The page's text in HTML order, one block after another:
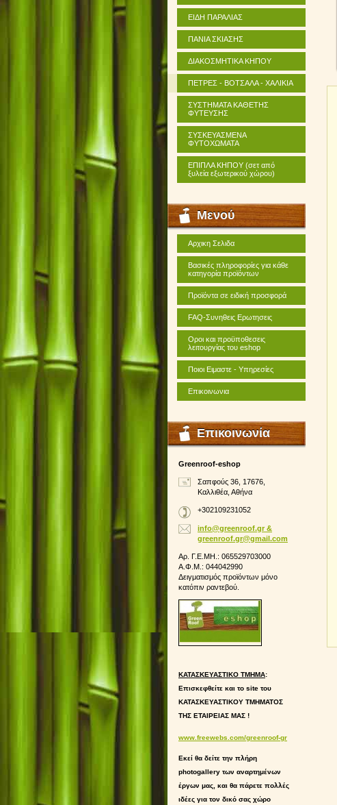
ΕΙΔΗ ΠΑΡΑΛΙΑΣ
ΠΑΝΙΑ ΣΚΙΑΣΗΣ
ΔΙΑΚΟΣΜΗΤΙΚΑ ΚΗΠΟΥ
ΠΕΤΡΕΣ - ΒΟΤΣΑΛΑ - ΧΑΛΙΚΙΑ
ΣΥΣΤΗΜΑΤΑ ΚΑΘΕΤΗΣ
ΦΥΤΕΥΣΗΣ
ΣΥΣΚΕΥΑΣΜΕΝΑ
ΦΥΤΟΧΩΜΑΤΑ
ΕΠΙΠΛΑ ΚΗΠΟΥ (σετ από
ξυλεία εξωτερικού χώρου)
Μενού
Αρχικη Σελιδα
Βασικές πληροφορίες για κάθε
κατηγορία προϊόντων
Προϊόντα σε ειδική προσφορά
FAQ-Συνηθεις Ερωτησεις
Οροι και προϋποθεσεις
λειτουργίας του eshop
Ποιοι Ειμαστε - Υπηρεσίες
Επικοινωνια
Επικοινωνία
Greenroof-eshop
Σαπφούς 36, 17676,
Καλλιθέα, Αθήνα
+302109231052
info@greenroof.gr &
greenroof.gr@gmail.com
Αρ. Γ.Ε.ΜΗ.: 065529703000
Α.Φ.Μ.: 044042990
Δειγματισμός προϊόντων μόνο
κατόπιν ραντεβού.
ΚΑΤΑΣΚΕΥΑΣΤΙΚΟ ΤΜΗΜΑ:
Επισκεφθείτε και το site του
ΚΑΤΑΣΚΕΥΑΣΤΙΚΟΥ ΤΜΗΜΑΤΟΣ
ΤΗΣ ΕΤΑΙΡΕΙΑΣ ΜΑΣ !
www.freewebs.com/greenroof-gr
Εκεί θα δείτε την πλήρη
photogallery των αναρτημένων
έργων μας, και θα πάρετε πολλές
ιδέες για τον δικό σας χώρο